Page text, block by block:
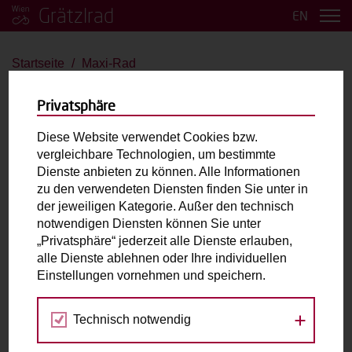
Grätzlrad EN
Startseite Maxi-Rad
Riese&Müller Carrie Vario
E-Antrieb
Max. zulässiges Gesamtgewicht (inkl. fahrende
Person):200kg
Laderaum:L: 45cm B: 35cm H: 45cm
Zubehör:inkl. Flexbox
Fahrradabholung & Rückgabe
Privatsphäre
Diese Website verwendet Cookies bzw.
vergleichbare Technologien, um bestimmte
Dienste anbieten zu können. Alle Informationen
zu den verwendeten Diensten finden Sie unter in
der jeweiligen Kategorie. Außer den technisch
notwendigen Diensten können Sie unter
„Privatsphäre“ jederzeit alle Dienste erlauben,
alle Dienste ablehnen oder Ihre individuellen
Einstellungen vornehmen und speichern.
Technisch notwendig